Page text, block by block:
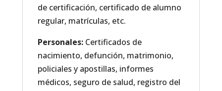
de certificación, certificado de alumno
regular, matrículas, etc.
Personales: Certificados de
nacimiento, defunción, matrimonio,
policiales y apostillas, informes
médicos, seguro de salud, registro del